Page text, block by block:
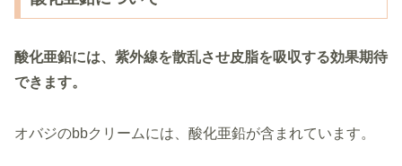
酸化亜鉛には、紫外線を散乱させ皮脂を吸収する効果期待
できます。
オバジのbbクリームには、酸化亜鉛が含まれています。